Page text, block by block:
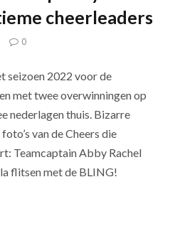
cheerleaders
0
seizoen 2022 voor de
met twee overwinningen op
nederlagen thuis. Bizarre
van de Cheers die
Teamcaptain Abby Rachel
flitsen met de BLING!